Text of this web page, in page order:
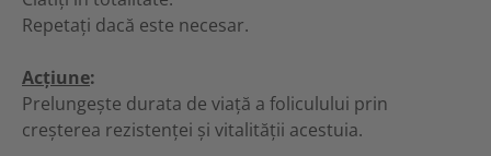
Repetați dacă este necesar.
Acțiune:
Prelungește durata de viață a foliculului prin
creșterea rezistenței și vitalității acestuia.